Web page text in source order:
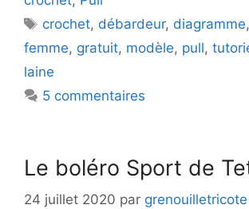
Étiquettes
crochet, débardeur, diagramme,
femme, gratuit, modèle, pull,
laine
5 commentaires
Le boléro Sport de
24 juillet 2020 par grenouilletricote